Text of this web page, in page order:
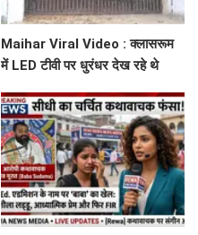
Maihar Viral Video : क्लासरूम
में LED टीवी पर धुरंधर देख रहे थे
शिकायत